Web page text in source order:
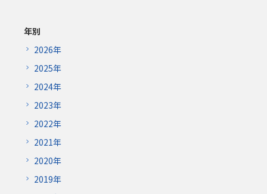
年別
2026年
2025年
2024年
2023年
2022年
2021年
2020年
2019年